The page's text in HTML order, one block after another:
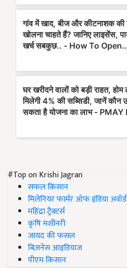
#Top on Krishi Jagran
सफल किसान
मिलेनियर फार्मर ऑफ इंडिया अवॉर्ड
महिंद्रा ट्रैक्टर्स
कृषि मशीनरी
जायद की फसल
बिज़नेस आइडियाज
पीएम किसान